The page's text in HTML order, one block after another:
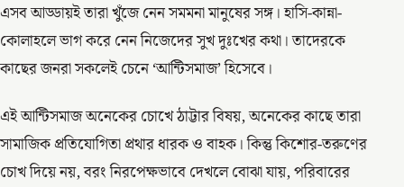
এসব আড্ডায়ই তারা খুঁজে নেন সমমনা মানুষের সঙ্গ। হাসি-কান্না-
কোলাহলে ভাগ করে নেন নিজেদের সুখ দুঃখের কথা। তাদেরকে
কাছের জনরা সকলেই চেনে ‘আন্টিসমাজ’ হিসেবে।
এই আন্টিসমাজ অনেকের চোখে ঠাট্টার বিষয়, অনেকের কাছে তারা
সামাজিক প্রতিযোগিতা প্রথার ধারক ও বাহক। কিন্তু কিশোর-তরুণের
চোখ দিয়ে নয়, বরং নিরপেক্ষভাবে দেখলে বোঝা যায়, পরিবারের